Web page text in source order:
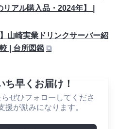
アル購入品・2024年】 |
山崎実業ドリンクサーバー紹
| 台所図鑑 ⧉
ち早くお届け！
ぜひフォローしてくださ
援が励みになります。